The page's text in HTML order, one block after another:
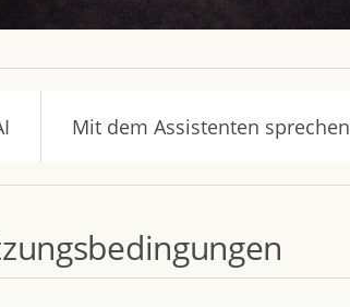
Mit dem Assistenten sprechen